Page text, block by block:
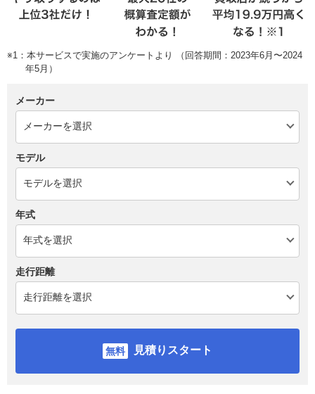
※1：本サービスで実施のアンケートより （回答期間：2023年6月〜2024
年5月）
メーカー
モデル
年式
走行距離
見積りスタート